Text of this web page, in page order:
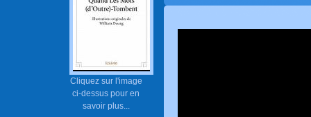
Cliquez sur l'image
ci-dessus pour en
savoir plus...